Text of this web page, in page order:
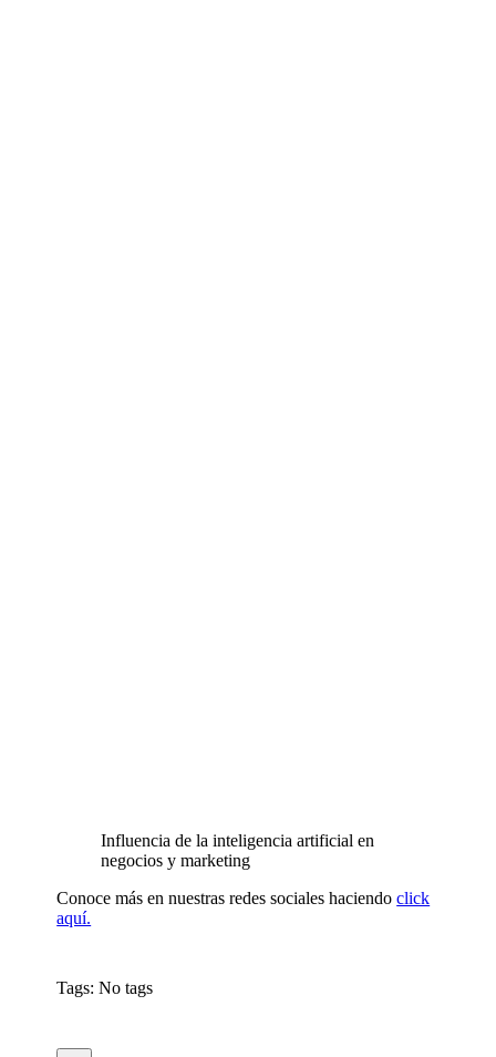
Influencia de la inteligencia artificial en
negocios y marketing
Conoce más en nuestras redes sociales haciendoclick
aquí.
Tags: No tags